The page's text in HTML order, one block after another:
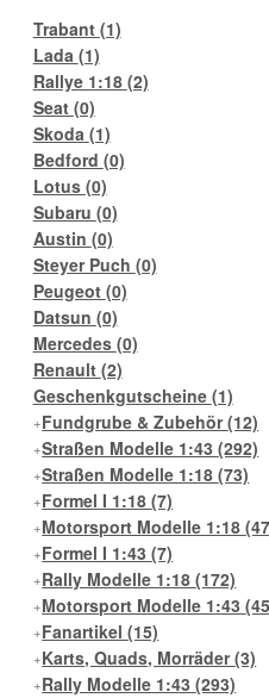
Trabant (1)
Lada (1)
Rallye 1:18 (2)
Seat (0)
Skoda (1)
Bedford (0)
Lotus (0)
Subaru (0)
Austin (0)
Steyer Puch (0)
Peugeot (0)
Datsun (0)
Mercedes (0)
Renault (2)
Geschenkgutscheine (1)
Fundgrube & Zubehör(12)
Straßen Modelle 1:43(292)
Straßen Modelle 1:18(73)
Formel I 1:18(7)
Motorsport Modelle 1:18
Formel I 1:43(7)
Rally Modelle 1:18(172)
Motorsport Modelle 1:43
Fanartikel(15)
Karts, Quads, Morräder(3)
Rally Modelle 1:43(293)